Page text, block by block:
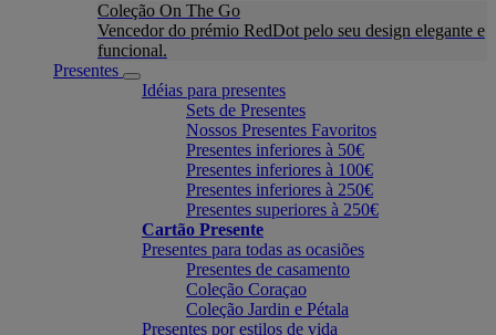
Coleção On The Go
Vencedor do prémio RedDot pelo seu design elegante e
funcional.
Presentes
Idéias para presentes
Sets de Presentes
Nossos Presentes Favoritos
Presentes inferiores à 50€
Presentes inferiores à 100€
Presentes inferiores à 250€
Presentes superiores à 250€
Cartão Presente
Presentes para todas as ocasiões
Presentes de casamento
Coleção Coraçao
Coleção Jardin e Pétala
Presentes por estilos de vida